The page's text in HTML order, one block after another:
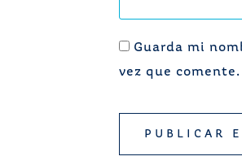
Guarda mi
vez que comente.